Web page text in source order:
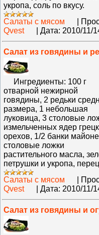
укропа, соль по вкусу.
Салаты с мясом
Qvest
Дата: 2010/11/
Салат из говядины и
Ингредиенты: 100 г
отварной нежирной
говядины, 2 редьки
размера, 1 небольшая
луковица, 3 столовые
измельченных ядер
орехов, 1/2 банки
столовые ложки
растительного масла,
петрушки и укропа,
Салаты с мясом
Qvest
Дата: 2010/11/
Салат из говядины и